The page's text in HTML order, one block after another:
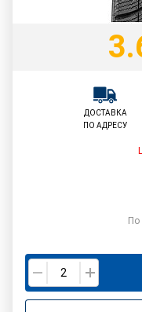
ДОСТАВКА
ПО АДРЕСУ
По